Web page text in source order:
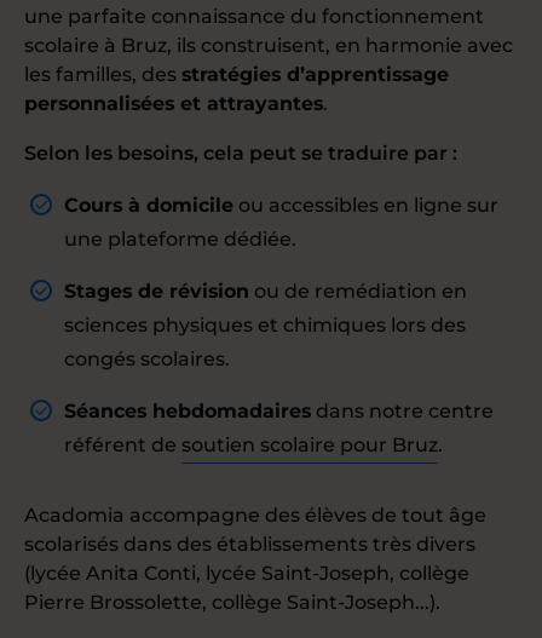
une parfaite connaissance du fonctionnement
scolaire à Bruz, ils construisent, en harmonie avec
les familles, des stratégies d’apprentissage
personnalisées et attrayantes.
Selon les besoins, cela peut se traduire par :
Cours à domicile ou accessibles en ligne sur
une plateforme dédiée.
Stages de révision ou de remédiation en
sciences physiques et chimiques lors des
congés scolaires.
Séances hebdomadaires dans notre centre
référent de soutien scolaire pour Bruz.
Acadomia accompagne des élèves de tout âge
scolarisés dans des établissements très divers
(lycée Anita Conti, lycée Saint-Joseph, collège
Pierre Brossolette, collège Saint-Joseph...).